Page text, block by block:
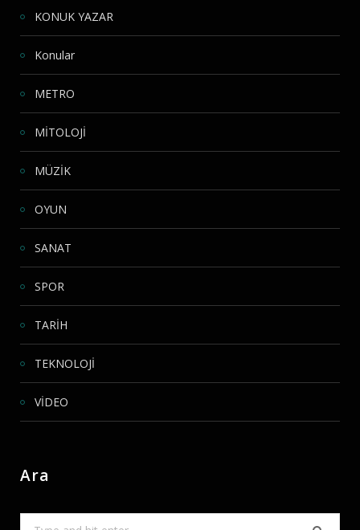
KONUK YAZAR
Konular
METRO
MİTOLOJİ
MÜZİK
OYUN
SANAT
SPOR
TARİH
TEKNOLOJİ
VİDEO
Ara